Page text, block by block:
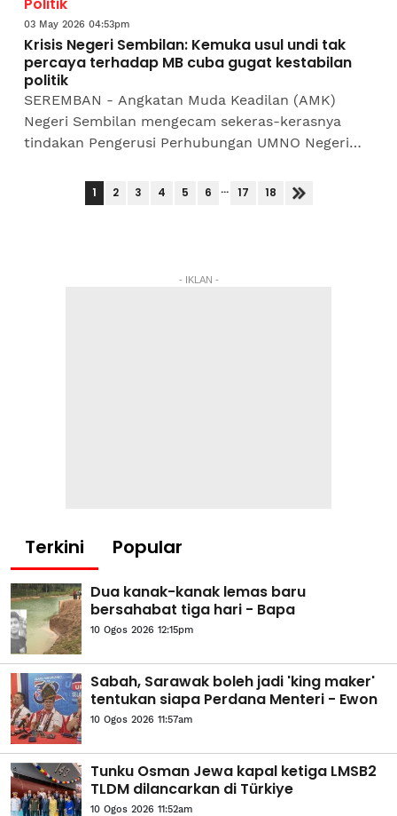
03 May 2026 04:53pm
Krisis Negeri Sembilan: Kemuka usul undi tak
percaya terhadap MB cuba gugat kestabilan
politik
SEREMBAN - Angkatan Muda Keadilan (AMK)
Negeri Sembilan mengecam sekeras-kerasnya
tindakan Pengerusi Perhubungan UMNO Negeri
mendesak supaya Sidang Dewan...
1 2 3 4 5 6 ... 17 18
- IKLAN -
Terkini Popular
Dua kanak-kanak lemas baru
bersahabat tiga hari - Bapa
10 Ogos 2026 12:15pm
Sabah, Sarawak boleh jadi 'king maker'
tentukan siapa Perdana Menteri - Ewon
10 Ogos 2026 11:57am
Tunku Osman Jewa kapal ketiga LMSB2
TLDM dilancarkan di Türkiye
10 Ogos 2026 11:52am